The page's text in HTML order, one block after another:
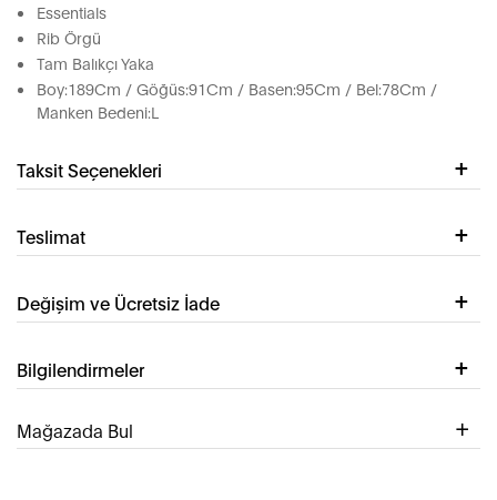
Essentials
Rib Örgü
Tam Balıkçı Yaka
Boy:189Cm / Göğüs:91Cm / Basen:95Cm / Bel:78Cm /
Manken Bedeni:L
Taksit Seçenekleri
Teslimat
Değişim ve Ücretsiz İade
Bilgilendirmeler
Mağazada Bul